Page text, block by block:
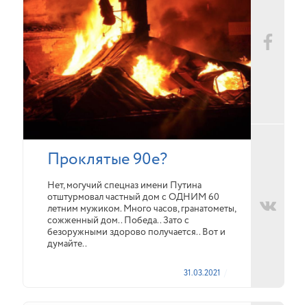
Проклятые 90е?
Нет, могучий спецназ имени Путина
отштурмовал частный дом с ОДНИМ 60
летним мужиком. Много часов, гранатометы,
сожженный дом.. Победа.. Зато с
безоружными здорово получается.. Вот и
думайте..
31.03.2021